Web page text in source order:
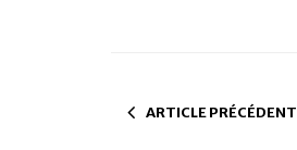
ARTICLE PRÉCÉDENT